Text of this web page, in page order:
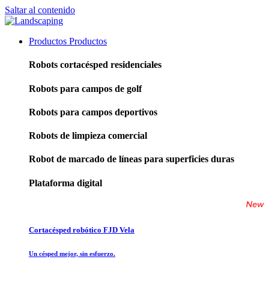
Saltar al contenido
Productos Productos
Robots cortacésped residenciales
Robots para campos de golf
Robots para campos deportivos
Robots de limpieza comercial
Robot de marcado de líneas para superficies duras
Plataforma digital
Cortacésped robótico FJD Vela
Un césped mejor, sin esfuerzo.